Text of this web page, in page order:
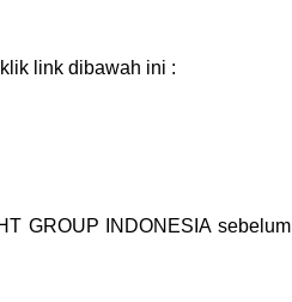
link dibawah ini :
GROUP INDONESIA sebelum